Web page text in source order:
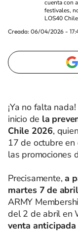
cuenta con
festivales,
LOS40
Creada: 06/04/2026 -
¡Ya no falta
inicio de la
Chile 2026,
17 de octubre
las promociones
Precisamente,a
martes 7 de abril
ARMY
del 2 de abril en
venta